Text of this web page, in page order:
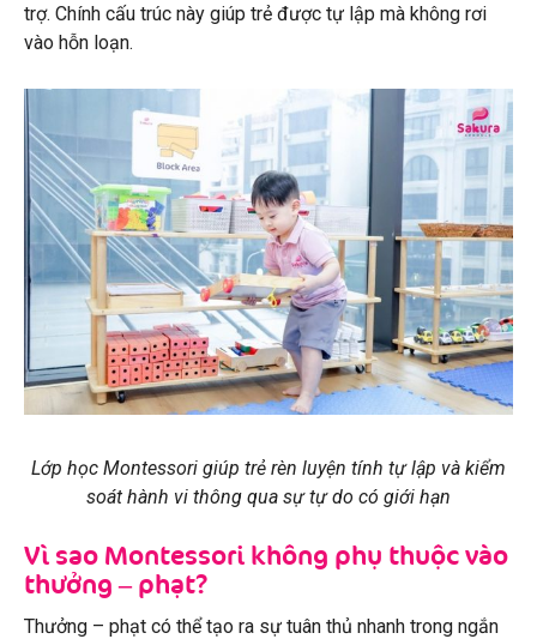
trợ. Chính cấu trúc này giúp trẻ được tự lập mà không rơi
vào hỗn loạn.
Lớp học Montessori giúp trẻ rèn luyện tính tự lập và kiểm
soát hành vi thông qua sự tự do có giới hạn
Vì sao Montessori không phụ thuộc vào
thưởng – phạt?
Thưởng – phạt có thể tạo ra sự tuân thủ nhanh trong ngắn